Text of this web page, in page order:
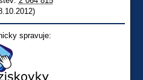
spravuje: